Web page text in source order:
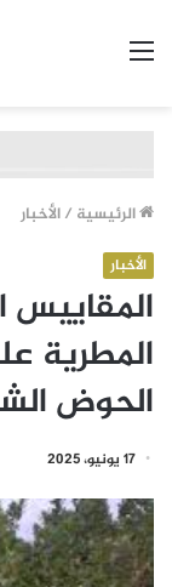
الرئيسية /الأخبار
الأخبار
المقاييس
المطرية
الحوض
17 يونيو، 2025